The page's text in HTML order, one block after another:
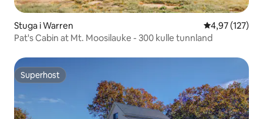
Stuga i Warren 4,97 av 5 i
4,97 (127)
Pat's Cabin at Mt. Moosilauke - 300 kulle tunnland
Superhost
Superhost